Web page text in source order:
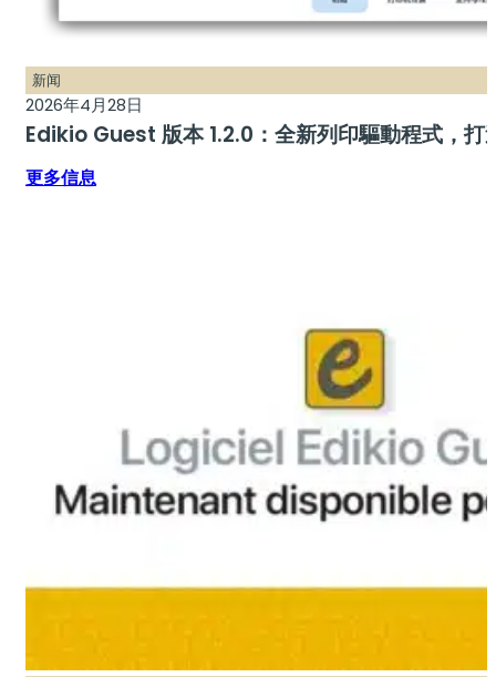
新闻
2026年4月28日
Edikio Guest 版本 1.2.0：全新列印驅動程式，打
更多信息